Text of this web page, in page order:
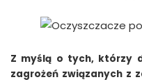
Z myślą o tych, którzy
zagrożeń związanych z